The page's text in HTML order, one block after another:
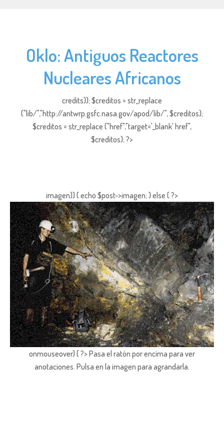
Oklo: Antiguos Reactores
Nucleares Africanos
credits)); $creditos = str_replace
("lib/","http://antwrp.gsfc.nasa.gov/apod/lib/", $creditos);
$creditos = str_replace ("href","target='_blank' href",
$creditos); ?>
imagen)) { echo $post->imagen; } else { ?>
onmouseover) { ?> Pasa el ratón por encima para ver
anotaciones. Pulsa en la imagen para agrandarla.